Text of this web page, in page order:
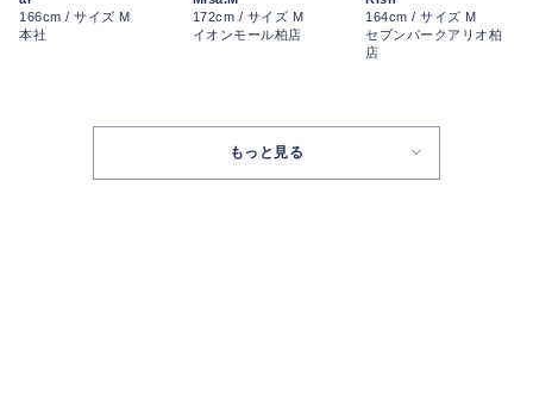
166cm / サイズ M
本社
172cm / サイズ M
イオンモール柏店
164cm / サイズ M
セブンパークアリオ柏
店
もっと見る